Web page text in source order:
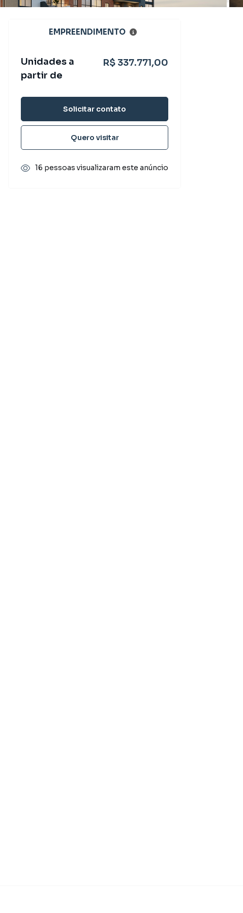
EMPREENDIMENTO
Unidades a
partir de
R$ 337.771,00
Solicitar contato
Quero visitar
16 pessoas visualizaram este anúncio